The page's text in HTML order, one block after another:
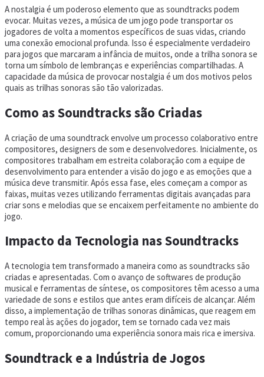
A nostalgia é um poderoso elemento que as soundtracks podem
evocar. Muitas vezes, a música de um jogo pode transportar os
jogadores de volta a momentos específicos de suas vidas, criando
uma conexão emocional profunda. Isso é especialmente verdadeiro
para jogos que marcaram a infância de muitos, onde a trilha sonora se
torna um símbolo de lembranças e experiências compartilhadas. A
capacidade da música de provocar nostalgia é um dos motivos pelos
quais as trilhas sonoras são tão valorizadas.
Como as Soundtracks são Criadas
A criação de uma soundtrack envolve um processo colaborativo entre
compositores, designers de som e desenvolvedores. Inicialmente, os
compositores trabalham em estreita colaboração com a equipe de
desenvolvimento para entender a visão do jogo e as emoções que a
música deve transmitir. Após essa fase, eles começam a compor as
faixas, muitas vezes utilizando ferramentas digitais avançadas para
criar sons e melodias que se encaixem perfeitamente no ambiente do
jogo.
Impacto da Tecnologia nas Soundtracks
A tecnologia tem transformado a maneira como as soundtracks são
criadas e apresentadas. Com o avanço de softwares de produção
musical e ferramentas de síntese, os compositores têm acesso a uma
variedade de sons e estilos que antes eram difíceis de alcançar. Além
disso, a implementação de trilhas sonoras dinâmicas, que reagem em
tempo real às ações do jogador, tem se tornado cada vez mais
comum, proporcionando uma experiência sonora mais rica e imersiva.
Soundtrack e a Indústria de Jogos